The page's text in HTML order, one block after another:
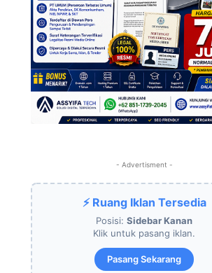
- Advertisment -
⚡ Ruang Iklan Tersedia
Posisi: Sidebar Kanan
Klik untuk pasang iklan.
Pasang Sekarang